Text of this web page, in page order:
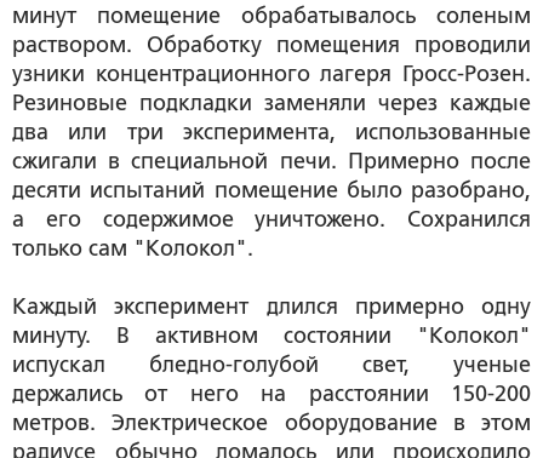
минут помещение обрабатывалось соленым
раствором. Обработку помещения проводили
узники концентрационного лагеря Гросс-Розен.
Резиновые подкладки заменяли через каждые
два или три эксперимента, использованные
сжигали в специальной печи. Примерно после
десяти испытаний помещение было разобрано,
а его содержимое уничтожено. Сохранился
только сам "Колокол".
Каждый эксперимент длился примерно одну
минуту. В активном состоянии "Колокол"
испускал бледно-голубой свет, ученые
держались от него на расстоянии 150-200
метров. Электрическое оборудование в этом
радиусе обычно ломалось или происходило